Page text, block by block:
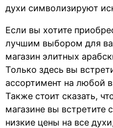
духи символизируют
Если вы хотите
лучшим выбором для
магазин элитных
Только здесь вы
ассортимент на любой
Также стоит сказать,
магазине вы встретите
низкие цены на все